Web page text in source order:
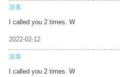
游客
I called you 2 times. W
2022-02-12
游客
I called you 2 times. W